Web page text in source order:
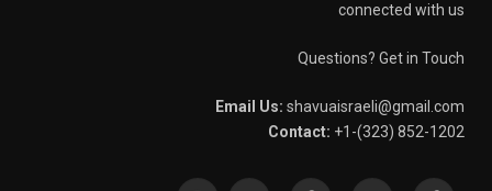
connected with us
Questions? Get in Touch
Email Us: shavuaisraeli@gmail.com
Contact: +1-(323) 852-1202